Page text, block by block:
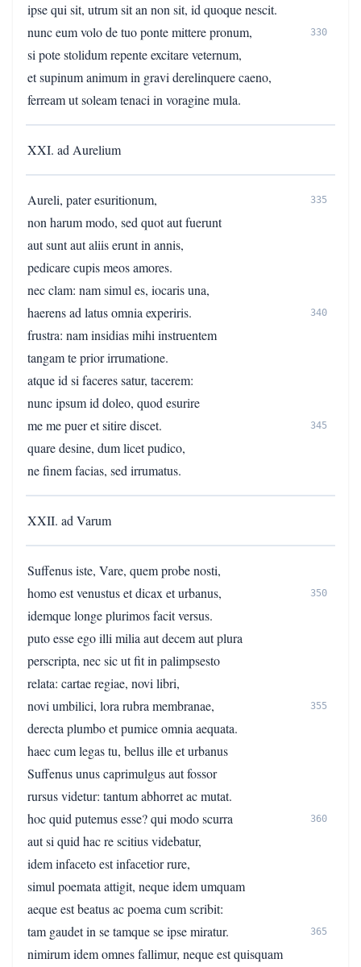
ipse qui sit, utrum sit an non sit, id quoque nescit.
nunc eum volo de tuo ponte mittere pronum,
330
si pote stolidum repente excitare veternum,
et supinum animum in gravi derelinquere caeno,
ferream ut soleam tenaci in voragine mula.
XXI. ad Aurelium
Aureli, pater esuritionum, 335
non harum modo, sed quot aut fuerunt
aut sunt aut aliis erunt in annis,
pedicare cupis meos amores.
nec clam: nam simul es, iocaris una,
haerens ad latus omnia experiris.
340
frustra: nam insidias mihi instruentem
tangam te prior irrumatione.
atque id si faceres satur, tacerem:
nunc ipsum id doleo, quod esurire
me me puer et sitire discet.
345
quare desine, dum licet pudico,
ne finem facias, sed irrumatus.
XXII. ad Varum
Suffenus iste, Vare, quem probe nosti,
homo est venustus et dicax et urbanus,
350
idemque longe plurimos facit versus.
puto esse ego illi milia aut decem aut plura
perscripta, nec sic ut fit in palimpsesto
relata: cartae regiae, novi libri,
novi umbilici, lora rubra membranae,
355
derecta plumbo et pumice omnia aequata.
haec cum legas tu, bellus ille et urbanus
Suffenus unus caprimulgus aut fossor
rursus videtur: tantum abhorret ac mutat.
hoc quid putemus esse? qui modo scurra
360
aut si quid hac re scitius videbatur,
idem infaceto est infacetior rure,
simul poemata attigit, neque idem umquam
aeque est beatus ac poema cum scribit:
tam gaudet in se tamque se ipse miratur.
365
nimirum idem omnes fallimur, neque est quisquam